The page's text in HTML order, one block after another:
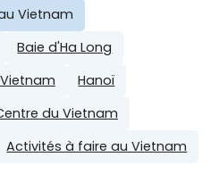
Vietnam
Baie d'Ha Long
Hanoï
du Vietnam
Activités à faire au Vietnam